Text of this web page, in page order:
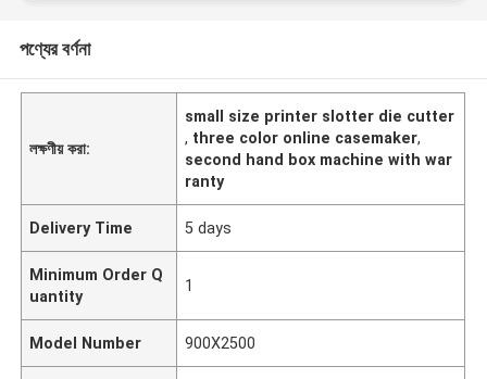
পণ্যের বর্ণনা
লক্ষণীয় করা:
small size printer slotter die cutter
, three color online casemaker,
second hand box machine with war
ranty
Delivery Time 5 days
Minimum Order Q
uantity
1
Model Number 900X2500